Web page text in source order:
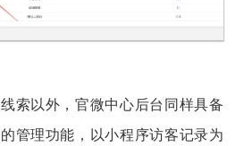
索以外，官微中心后台同样具备
管理功能，以小程序访客记录为